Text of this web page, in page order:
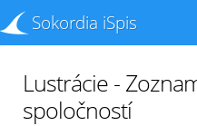
Sokordia iSpis
Lustrácie -
spoločností